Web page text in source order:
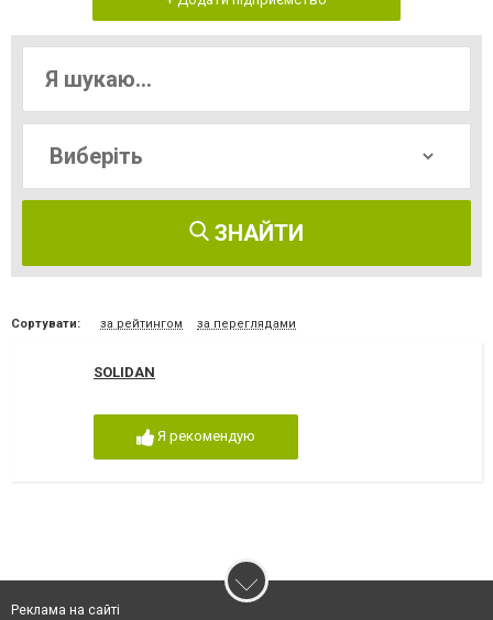
ЗНАЙТИ
Сортувати: за рейтингом за переглядами
SOLIDAN
Я рекомендую
Реклама на сайті